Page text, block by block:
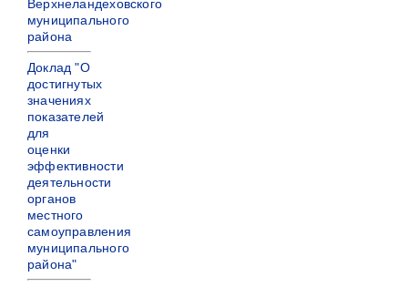
Верхнеландеховского
муниципального
района
Доклад "О
достигнутых
значениях
показателей
для
оценки
эффективности
деятельности
органов
местного
самоуправления
муниципального
района"